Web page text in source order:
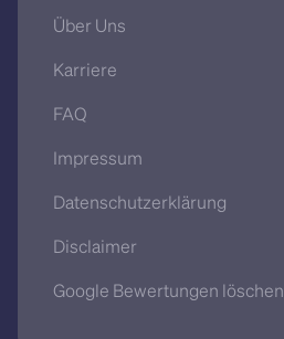
Über Uns
Karriere
FAQ
Impressum
Datenschutzerklärung
Disclaimer
Google Bewertungen löschen